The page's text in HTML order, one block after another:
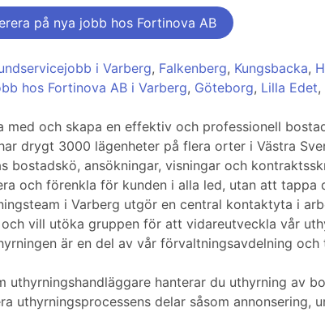
på nya jobb hos Fortinova AB
i Varberg, Falkenberg, Kungsbacka,
hos Fortinova AB i Varberg, Göteborg, Lilla Edet,
med och skapa en effektiv och professionell
drygt 3000 lägenheter på flera orter i Västra
bostadskö, ansökningar, visningar och
och förenkla för kunden i alla led, utan att tappa
i Varberg utgör en central kontaktyta i
vill utöka gruppen för att vidareutveckla vår
är en del av vår förvaltningsavdelning
uthyrningshandläggare hanterar du uthyrning av
uthyrningsprocessens delar såsom